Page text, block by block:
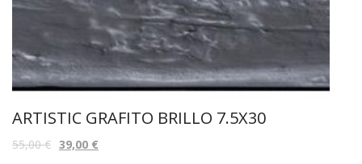
ARTISTIC GRAFITO BRILLO 7.5X30
55,00€ 39,00 €